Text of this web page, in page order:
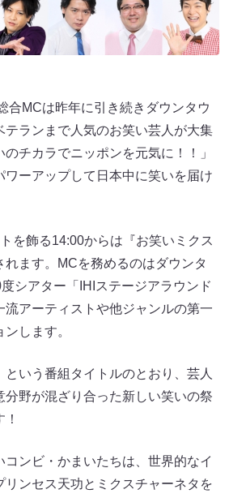
合MCは昨年に引き続きダウンタウ
テランまで人気のお笑い芸人が大集
チカラでニッポンを元気に！！」
ワーアップして日本中に笑いを届け
を飾る14:00からは『お笑いミクス
ます。MCを務めるのはダウンタ
シアター「IHIステージアラウンド
流アーティストや他ジャンルの第一
します。
という番組タイトルのとおり、芸人
分野が混ざり合った新しい笑いの祭
コンビ・かまいたちは、世界的なイ
リンセス天功とミクスチャーネタを